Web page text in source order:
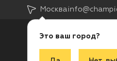
Москва
Это ваш город?